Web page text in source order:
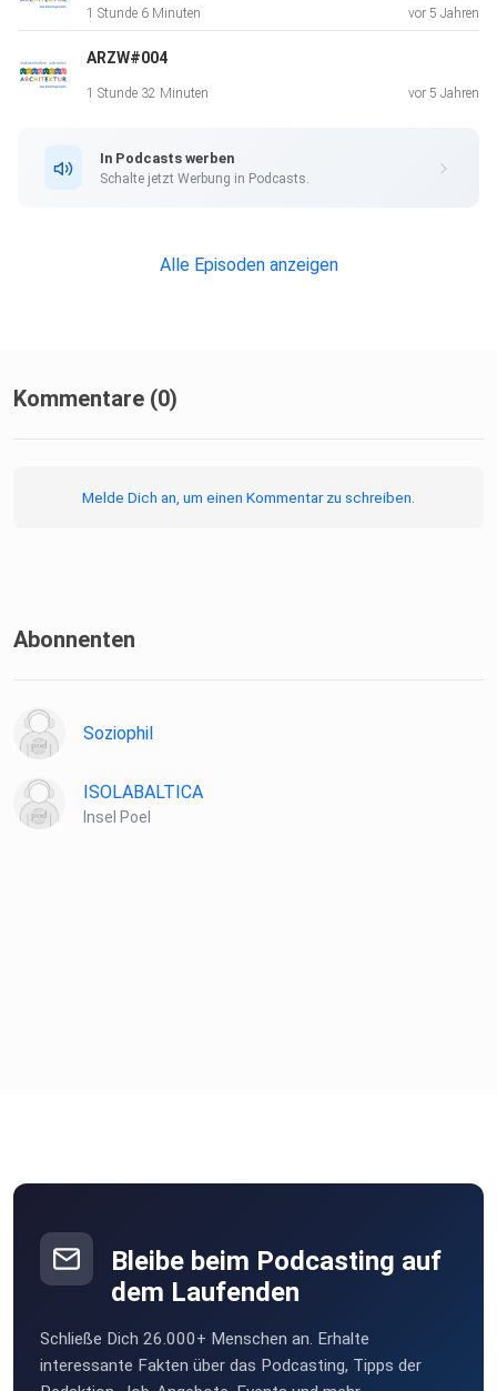
1 Stunde 6 Minuten vor 5 Jahren
ARZW#004
1 Stunde 32 Minuten vor 5 Jahren
In Podcasts werben
Schalte jetzt Werbung in Podcasts.
Alle Episoden anzeigen
Kommentare (0)
Melde Dich an, um einen Kommentar zu schreiben.
Abonnenten
Soziophil
ISOLABALTICA
Insel Poel
Bleibe beim Podcasting auf
dem Laufenden
Schließe Dich 26.000+ Menschen an. Erhalte
interessante Fakten über das Podcasting, Tipps der